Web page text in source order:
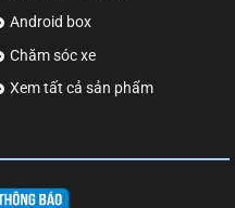
Android box
Chăm sóc xe
Xem tất cả sản phẩm